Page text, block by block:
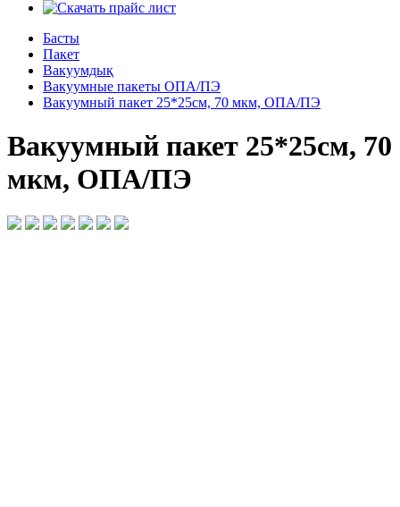
Басты
Пакет
Вакуумдық
Вакуумные пакеты ОПА/ПЭ
Вакуумный пакет 25*25см, 70 мкм, ОПА/ПЭ
Вакуумный пакет 25*25см, 70
мкм, ОПА/ПЭ